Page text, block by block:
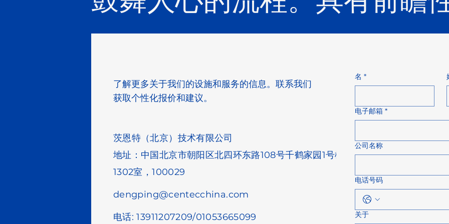
了解更多关于我们的设施和服务的信息。联系我们
获取个性化报价和建议。
茨恩特（北京）技术有限公司
地址：中国北京市朝阳区北四环东路108号千鹤家园1号楼
1302室，100029
dengping@centecchina.com
电话: 13911207209/01053665099
名 *
电子邮箱 *
公司名称
电话号码
关于